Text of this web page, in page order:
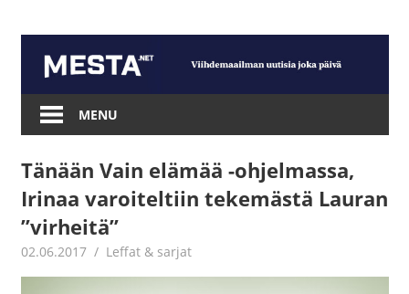
content
Mesta.net
MENU
Tänään Vain elämää -ohjelmassa,
Irinaa varoiteltiin tekemästä Lauran
”virheitä”
02.06.2017 Juha Kaunisto
Leffat & sarjat